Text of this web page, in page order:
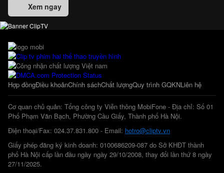
Xem ngay
Hợp đồngĐiều khoảnChính sáchChất lượngQuy trình GQKNLiên hệ
Cơ quan chủ quản: Tổng công ty Viễn thông MobiFone - Địa chỉ: Số 01
Phố Phạm Văn Bạch, Phường Cầu Giấy, Thành phố Hà Nội.
Điện thoại/Fax: 024.37.831.800 - Email: hotro@cliptv.vn
Giấy phép đăng ký kinh doanh: 0100686209-087 do Sở KHĐT thành
phố Hà Nội cấp lần đầu ngày ngày 29/10/2008, thay đổi lần thứ 8 ngày
27/11/2025.